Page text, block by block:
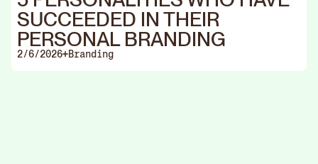
SUCCEEDED IN THEIR
PERSONAL BRANDING
2/6/2026 Branding